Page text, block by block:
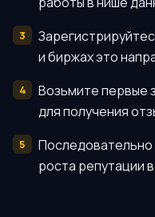
и биржах это
Возьмите первые
для получения
роста репутации